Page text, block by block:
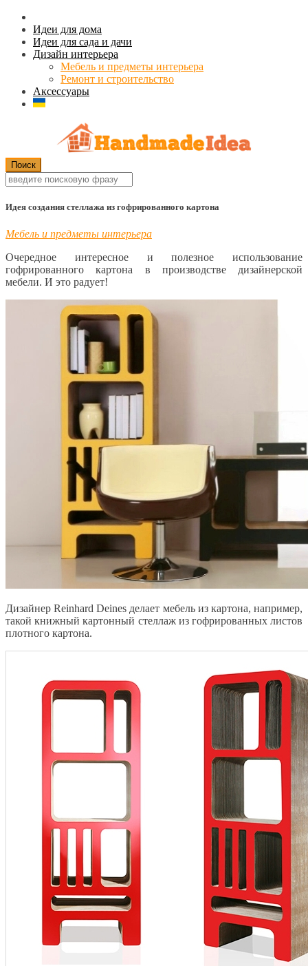
Идеи для дома
Идеи для сада и дачи
Дизайн интерьера
Мебель и предметы интерьера
Ремонт и строительство
Аксессуары
Идея создания стеллажа из гофрированного картона
Мебель и предметы интерьера
Очередное интересное и полезное использование
гофрированного картона в производстве дизайнерской
мебели. И это радует!
Дизайнер Reinhard Deines делает мебель из картона, например,
такой книжный картонный стеллаж из гофрированных листов
плотного картона.